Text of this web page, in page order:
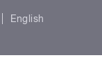
English